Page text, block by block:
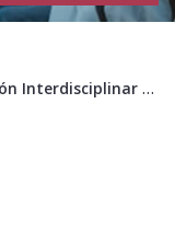
Convocatoria: Proyectos de Investigación Interdisciplinar 2024